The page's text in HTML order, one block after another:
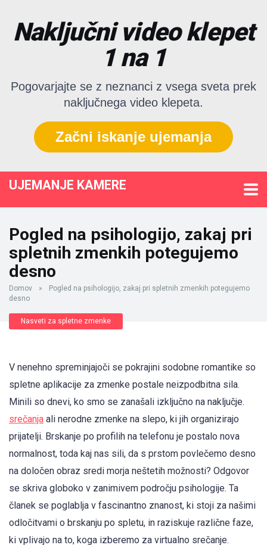
Naključni video klepet
1 na 1
Pogovarjajte se z neznanci z vsega sveta prek
naključnega video klepeta.
Začni iskanje ujemanja
UJEMANJE KAMERE
Pogled na psihologijo, zakaj pri
spletnih zmenkih potegujemo
desno
Domov »
Pogled na psihologijo, zakaj pri spletnih zmenkih potegujemo
desno
Nasveti za spletne zmenke
V nenehno spreminjajoči se pokrajini sodobne romantike so
spletne aplikacije za zmenke postale neizpodbitna sila.
Minili so dnevi, ko smo se zanašali izključno na naključje.
srečanja ali nerodne zmenke na slepo, ki jih organizirajo
prijatelji. Brskanje po profilih na telefonu je postalo nova
normalnost, toda kaj nas sili, da s prstom povlečemo desno
na določen obraz sredi morja neštetih možnosti? Odgovor
se skriva globoko v zanimivem področju psihologije. Ta
članek se poglablja v fascinantno znanost, ki stoji za našimi
odločitvami o brskanju po spletu, in raziskuje različne faze,
ki vplivajo na to, koga izberemo za virtualno srečanje.